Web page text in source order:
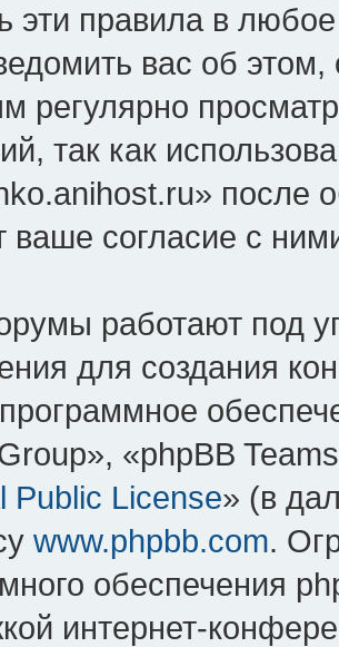
эти правила в
вас об
регулярно
так как
после
ваше согласие с
работают под
для создания
«phpBB
Public License» (в
www.phpbb.com.
обеспечения
интернет-